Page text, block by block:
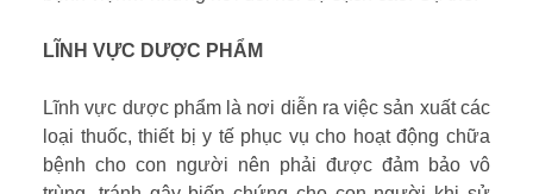
LĨNH VỰC DƯỢC PHẨM
Lĩnh vực dược phẩm là nơi diễn ra việc sản xuất các
loại thuốc, thiết bị y tế phục vụ cho hoạt động chữa
bệnh cho con người nên phải được đảm bảo vô